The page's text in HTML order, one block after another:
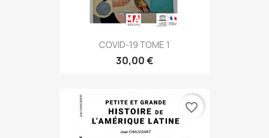
COVID-19 TOME 1
30,00 €
favorite_border